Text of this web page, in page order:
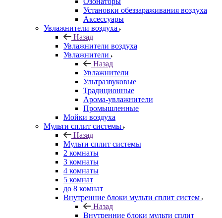
Установки обеззараживания воздуха
Аксессуары
Увлажнители воздуха
Назад
Увлажнители воздуха
Увлажнители
Назад
Увлажнители
Ультразвуковые
Традиционные
Арома-увлажнители
Промышленные
Мойки воздуха
Мульти сплит системы
Назад
Мульти сплит системы
2 комнаты
3 комнаты
4 комнаты
5 комнат
до 8 комнат
Внутренние блоки мульти сплит систем
Назад
Внутренние блоки мульти сплит